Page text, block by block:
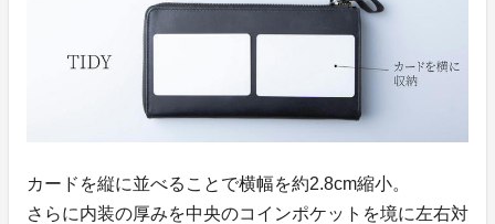
カードを縦に並べることで横幅を約2.8cm縮小。
さらに内装の厚みを中央のコインポケットを境に左右対